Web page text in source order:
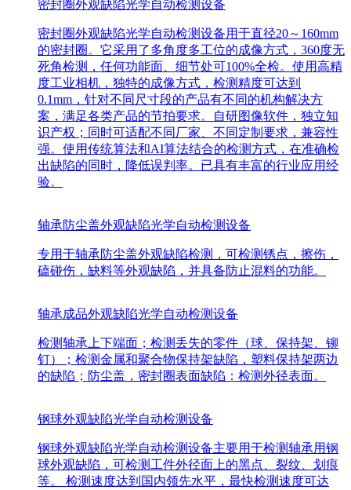
密封圈外观缺陷光学自动检测设备
密封圈外观缺陷光学自动检测设备用于直径20～160mm
的密封圈。它采用了多角度多工位的成像方式，360度无
死角检测，任何功能面、细节处可100%全检。使用高精
度工业相机，独特的成像方式，检测精度可达到
0.1mm，针对不同尺寸段的产品有不同的机构解决方
案，满足各类产品的节拍要求。自研图像软件，独立知
识产权；同时可适配不同厂家、不同定制要求，兼容性
强。使用传统算法和AI算法结合的检测方式，在准确检
出缺陷的同时，降低误判率。已具有丰富的行业应用经
验。
轴承防尘盖外观缺陷光学自动检测设备
专用于轴承防尘盖外观缺陷检测，可检测锈点，擦伤，
磕碰伤，缺料等外观缺陷，并具备防止混料的功能。
轴承成品外观缺陷光学自动检测设备
检测轴承上下端面；检测丢失的零件（球、保持架、铆
钉）；检测金属和聚合物保持架缺陷，塑料保持架两边
的缺陷；防尘盖，密封圈表面缺陷：检测外径表面。
钢球外观缺陷光学自动检测设备
钢球外观缺陷光学自动检测设备主要用于检测轴承用钢
球外观缺陷，可检测工件外径面上的黑点、裂纹、划痕
等。 检测速度达到国内领先水平，最快检测速度可达